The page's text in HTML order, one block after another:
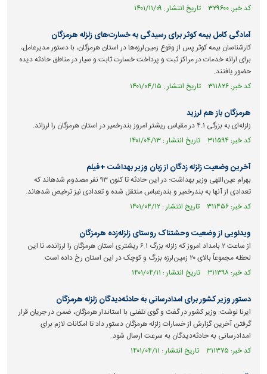
کد خبر: ۳۲۹۶۰۰ تاریخ انتشار : ۱۴۰۱/۱۱/۰۹
آمادگی کامل بیمه کوثر برای رسیدگی به خسارت‌های زلزله هرمزگان
کارشناسان بیمه کوثر پس از وقوع زمین‌لرزه‌ها در استان هرمزگان، با دستور مدیرعامل،
برای ارائه خدمات در مراکز ثبت و پرداخت خسارت ثابت و سیار در مناطق حادثه دیده
حضور یافتند.
کد خبر: ۳۱۱۸۲۶ تاریخ انتشار : ۱۴۰۱/۰۴/۱۵
هرمزگان باز هم لرزید
زلزله‌ای به بزرگی ۴.۱ در مقیاس ریشتر امروز بندرخمیر در استان هرمزگان را لرزاند.
کد خبر: ۳۱۱۵۹۴ تاریخ انتشار : ۱۴۰۱/۰۴/۱۳
آخرین وضعیت زلزله زدگان از زبان وزیر بهداشت +فیلم
بهرام عین‌اللهی وزیر بهداشت: در این حادثه تا کنون ۹۳ نفر مصدوم شده‎اند که
تعدادی از آنها به بندرخمیر و بندرعباس منتقل شده و تعدادی نیز ترخیص شده‎اند.
کد خبر: ۳۱۱۴۵۶ تاریخ انتشار : ۱۴۰۱/۰۴/۱۲
ویدئویی از وضعیت وحشتناک روستای زلزله‌زده هرمزگان
از ساعت ۲ بامداد امروز که زلزله بزرگ ۶.۱ ریشتری استان هرمزگان را لرزانده، تا این
لحظه مجموعاً بالای ۲۰ زمین‌لرزه بزرگ و کوچک در این استان رخ داده است.
کد خبر: ۳۱۱۳۹۸ تاریخ انتشار : ۱۴۰۱/۰۴/۱۱
دستور وزیر کشور برای امدادرسانی به حادثه‌دیدگان زلزله هرمزگان
ایرنا نوشت: وزیر کشور در گفت و گوی تلفنی با استاندار هرمزگان، ضمن در جریان قرار
گرفتن آخرین گزارش از خسارات زلزله هرمزگان دستور داد تا امکانات لازم برای
امدادرسانی به حادثه‌دیدگان به سرعت ارسال شود.
کد خبر: ۳۱۱۳۷۵ تاریخ انتشار : ۱۴۰۱/۰۴/۱۱